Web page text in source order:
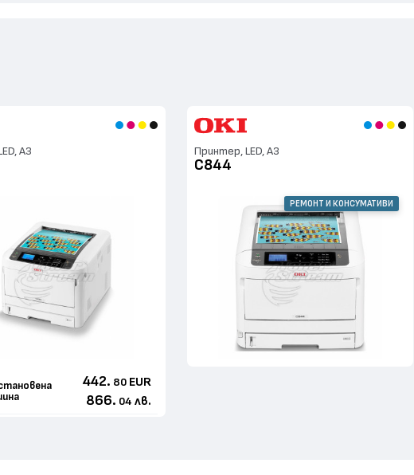
А3
442. 80 EUR
866. 04 лв.
Принтер, LED, А3
C844
РЕМОНТ И КОНСУМАТИВИ